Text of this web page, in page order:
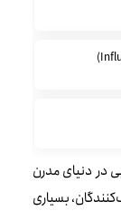
در دنیای مدرن
بسیاری